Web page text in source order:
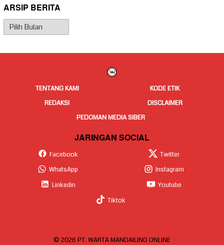
ARSIP BERITA
Arsip
Berita
TENTANG KAMI
KODE ETIK
REDAKSI
DISCLAIMER
PEDOMAN MEDIA SIBER
JARINGAN SOCIAL
Facebook
Twitter
WhatsApp
Instagram
Linkedin
Youtube
Tiktok
© 2026 PT. WARTA MANDAILING ONLINE